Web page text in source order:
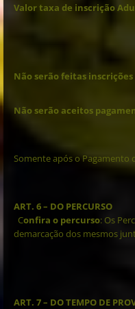
Valor taxa de inscrição
Não serão feitas
Não serão aceitos
Somente após o Pagamento
ART. 6 – DO PERCURSO
Confira o percurso: Os
demarcação dos mesmos
ART. 7 – DO TEMPO DE